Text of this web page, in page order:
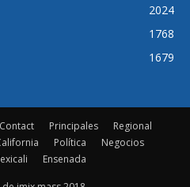
2024
1768
1679
Contact Principales
Regional
Política
Negocios
Ensenada